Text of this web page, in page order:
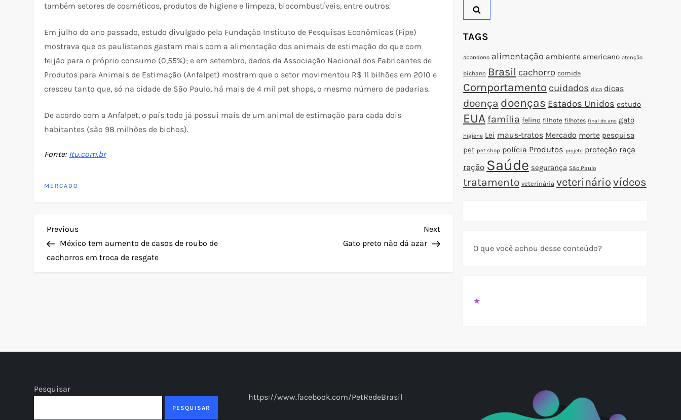
também setores de cosméticos, produtos de higiene e limpeza, biocombustíveis, entre outros.
Em julho do ano passado, estudo divulgado pela Fundação Instituto de Pesquisas Econômicas (Fipe)
mostrava que os paulistanos gastam mais com a alimentação dos animais de estimação do que com
feijão para o próprio consumo (0,55%); e em setembro, dados da Associação Nacional dos Fabricantes de
Produtos para Animais de Estimação (Anfalpet) mostram que o setor movimentou R$ 11 bilhões em 2010 e
cresceu tanto que, só na cidade de São Paulo, há mais de 4 mil pet shops, o mesmo número de padarias.
De acordo com a Anfalpet, o país todo já possui mais de um animal de estimação para cada dois
habitantes (são 98 milhões de bichos).
Fonte: Itu.com.br
MERCADO
N
a
a
ã
Previous
Post
Previous
México tem aumento de casos de roubo de
cachorros em troca de resgate
Next
Post
Next
Gato preto não dá azar
TAGS
abandono alimentação ambiente americano atenção
bichano Brasil cachorro comida
Comportamento cuidados dica dicas
doença doenças Estados Unidos estudo
EUA família felino filhote filhotes final de ano gato
higiene Lei maus-tratos Mercado morte pesquisa
pet pet shop polícia Produtos projeto proteção raça
ração Saúde segurança São Paulo
tratamento veterinária veterináriovídeos
O que você achou desse conteúdo?
★
Pesquisar
PESQUISAR
https://www.facebook.com/PetRedeBrasil